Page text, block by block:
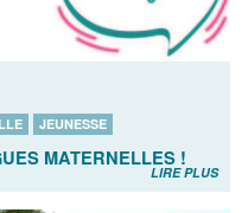
JEUNESSE
MATERNELLES !
LIRE PLUS